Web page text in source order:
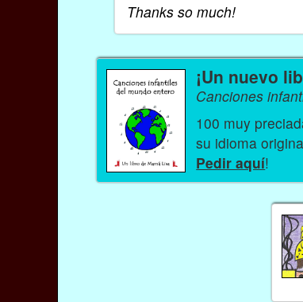
Thanks so much!
¡Un nuevo
Canciones
100 muy
su idioma
Pedir aquí!